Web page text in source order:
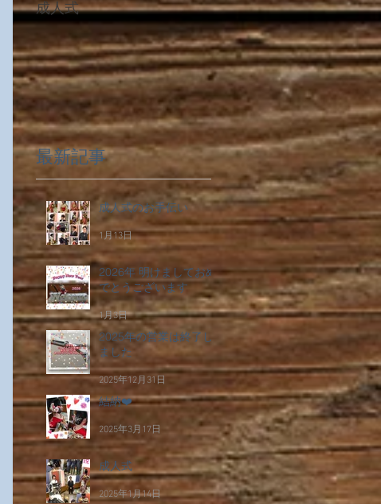
成人式 成人おめでとう♪2023年
最新記事
成人式のお手伝い
1月13日
2026年 明けましておめ
でとうございます
1月3日
2025年の営業は終了し
ました
2025年12月31日
結納❤️
2025年3月17日
成人式
2025年1月14日